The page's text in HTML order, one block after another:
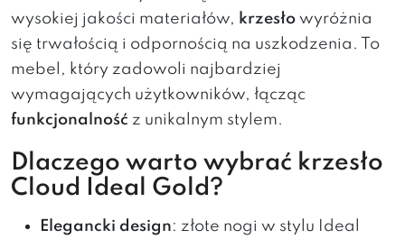
wysokiej jakości materiałów, krzesło wyróżnia
się trwałością i odpornością na uszkodzenia. To
mebel, który zadowoli najbardziej
wymagających użytkowników, łącząc
funkcjonalność z unikalnym stylem.
Dlaczego warto wybrać krzesło
Cloud Ideal Gold?
Elegancki design: złote nogi w stylu Ideal